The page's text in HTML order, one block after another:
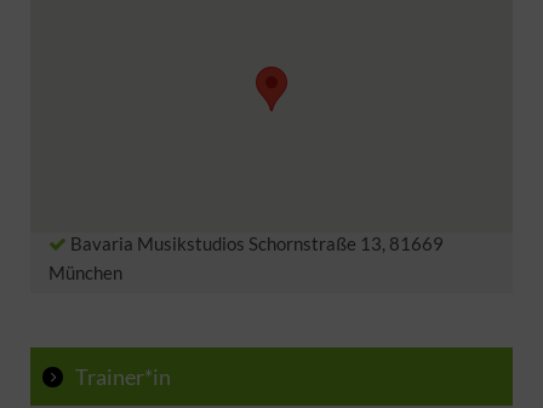
Aber nur Mut: Nur wer wagt – gewinnt. Wir
Vorbereitung und Kursunterlagen:
Essen / Trinken:Ein Kurscatering ist nicht inkludiert.
Selbstversorgung.
Lassen Sie sich nicht entmutigen.
Bavaria Musikstudios Schornstraße 13, 81669
München
Trainer*in